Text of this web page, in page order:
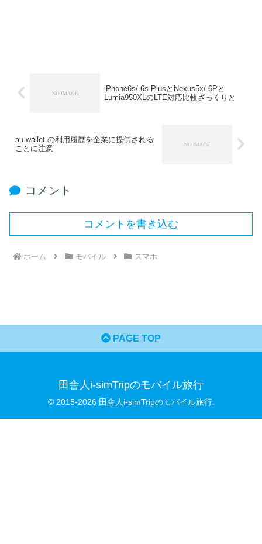
iPhone6s/ 6s PlusとNexus5x/ 6Pと
Lumia950XLのLTE対応比較ざっくりと
au wallet の利用履歴を企業に提供される
ことに注意
コメント
コメントを書き込む
ホーム モバイル スマホ
PAGE TOP
田舎人i-simTripのモバイル旅行
© 2015-2026 田舎人i-simTripのモバイル旅行.